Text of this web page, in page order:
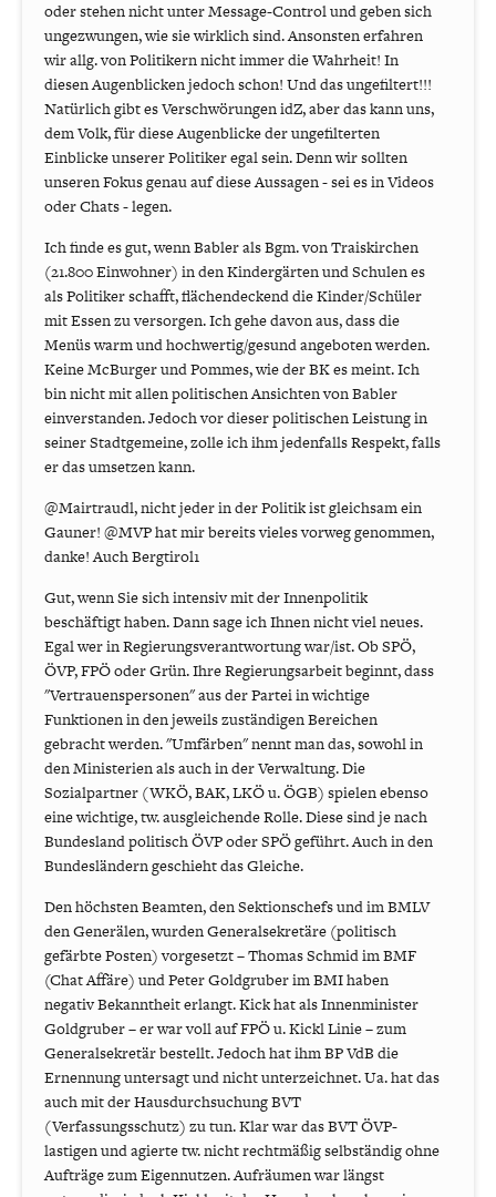
oder stehen nicht unter Message-Control und geben sich
ungezwungen, wie sie wirklich sind. Ansonsten erfahren
wir allg. von Politikern nicht immer die Wahrheit! In
diesen Augenblicken jedoch schon! Und das ungefiltert!!!
Natürlich gibt es Verschwörungen idZ, aber das kann uns,
dem Volk, für diese Augenblicke der ungefilterten
Einblicke unserer Politiker egal sein. Denn wir sollten
unseren Fokus genau auf diese Aussagen - sei es in Videos
oder Chats - legen.
Ich finde es gut, wenn Babler als Bgm. von Traiskirchen
(21.800 Einwohner) in den Kindergärten und Schulen es
als Politiker schafft, flächendeckend die Kinder/Schüler
mit Essen zu versorgen. Ich gehe davon aus, dass die
Menüs warm und hochwertig/gesund angeboten werden.
Keine McBurger und Pommes, wie der BK es meint. Ich
bin nicht mit allen politischen Ansichten von Babler
einverstanden. Jedoch vor dieser politischen Leistung in
seiner Stadtgemeine, zolle ich ihm jedenfalls Respekt, falls
er das umsetzen kann.
@Mairtraudl, nicht jeder in der Politik ist gleichsam ein
Gauner! @MVP hat mir bereits vieles vorweg genommen,
danke! Auch Bergtirol1
Gut, wenn Sie sich intensiv mit der Innenpolitik
beschäftigt haben. Dann sage ich Ihnen nicht viel neues.
Egal wer in Regierungsverantwortung war/ist. Ob SPÖ,
ÖVP, FPÖ oder Grün. Ihre Regierungsarbeit beginnt, dass
"Vertrauenspersonen" aus der Partei in wichtige
Funktionen in den jeweils zuständigen Bereichen
gebracht werden. "Umfärben" nennt man das, sowohl in
den Ministerien als auch in der Verwaltung. Die
Sozialpartner (WKÖ, BAK, LKÖ u. ÖGB) spielen ebenso
eine wichtige, tw. ausgleichende Rolle. Diese sind je nach
Bundesland politisch ÖVP oder SPÖ geführt. Auch in den
Bundesländern geschieht das Gleiche.
Den höchsten Beamten, den Sektionschefs und im BMLV
den Generälen, wurden Generalsekretäre (politisch
gefärbte Posten) vorgesetzt – Thomas Schmid im BMF
(Chat Affäre) und Peter Goldgruber im BMI haben
negativ Bekanntheit erlangt. Kick hat als Innenminister
Goldgruber – er war voll auf FPÖ u. Kickl Linie – zum
Generalsekretär bestellt. Jedoch hat ihm BP VdB die
Ernennung untersagt und nicht unterzeichnet. Ua. hat das
auch mit der Hausdurchsuchung BVT
(Verfassungsschutz) zu tun. Klar war das BVT ÖVP-
lastigen und agierte tw. nicht rechtmäßig selbständig ohne
Aufträge zum Eigennutzen. Aufräumen war längst